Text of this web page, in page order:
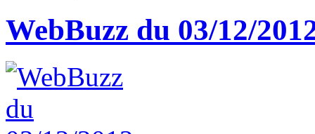
WebBuzz du 03/12/